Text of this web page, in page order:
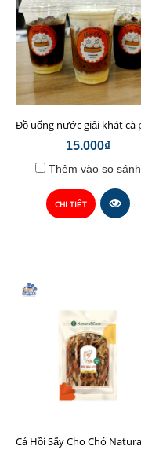
15.000₫
Thêm vào so sánh
CHI TIẾT